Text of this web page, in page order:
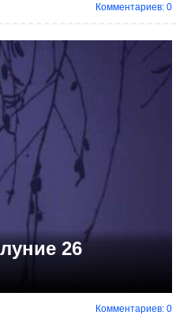
Комментариев: 0
26
Комментариев: 0